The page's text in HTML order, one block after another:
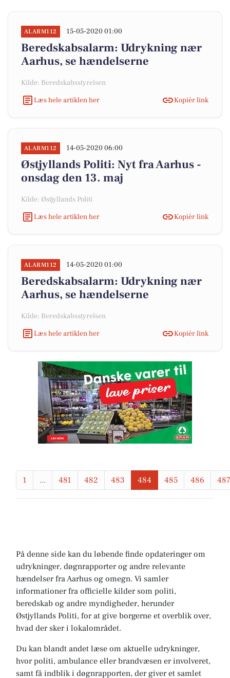
ALARM112 15-05-2020 01:00
Beredskabsalarm: Udrykning nær
Aarhus, se hændelserne
Kilde: Beredskabsstyrelsen
Læs hele artiklen her
Kopiér link
ALARM112 14-05-2020 06:00
Østjyllands Politi: Nyt fra Aarhus -
onsdag den 13. maj
Kilde: Østjyllands Politi
Læs hele artiklen her
Kopiér link
ALARM112 14-05-2020 01:00
Beredskabsalarm: Udrykning nær
Aarhus, se hændelserne
Kilde: Beredskabsstyrelsen
Læs hele artiklen her
Kopiér link
1 ... 481 482 483 484 485 486 487
På denne side kan du løbende finde opdateringer om
udrykninger, døgnrapporter og andre relevante
hændelser fra Aarhus og omegn. Vi samler
informationer fra officielle kilder som politi,
beredskab og andre myndigheder, herunder
Østjyllands Politi, for at give borgerne et overblik over,
hvad der sker i lokalområdet.
Du kan blandt andet læse om aktuelle udrykninger,
hvor politi, ambulance eller brandvæsen er involveret,
samt få indblik i døgnrapporten, der giver et samlet